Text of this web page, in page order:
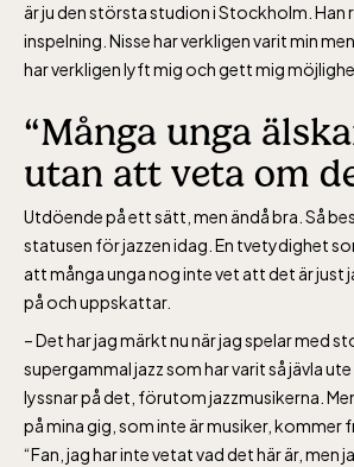
är ju den största studion i Stockholm. Han
inspelning. Nisse har verkligen varit min
har verkligen lyft mig och gett mig
“Många unga
utan att veta om
Utdöende på ett sätt, men ändå bra. Så
statusen för jazzen idag. En tvetydighet
att många unga nog inte vet att det är just
på och uppskattar.
– Det har jag märkt nu när jag spelar med
supergammal jazz som har varit så jävla ute
lyssnar på det, förutom jazzmusikerna.
på mina gig, som inte är musiker, kommer
“Fan, jag har inte vetat vad det här är, men
Lill-Skansen, inkluderad i
jan-mars vardagar 10-15, helger
alla dagar 10-16, maj-september
oktober-december vardagar 10-
10-16